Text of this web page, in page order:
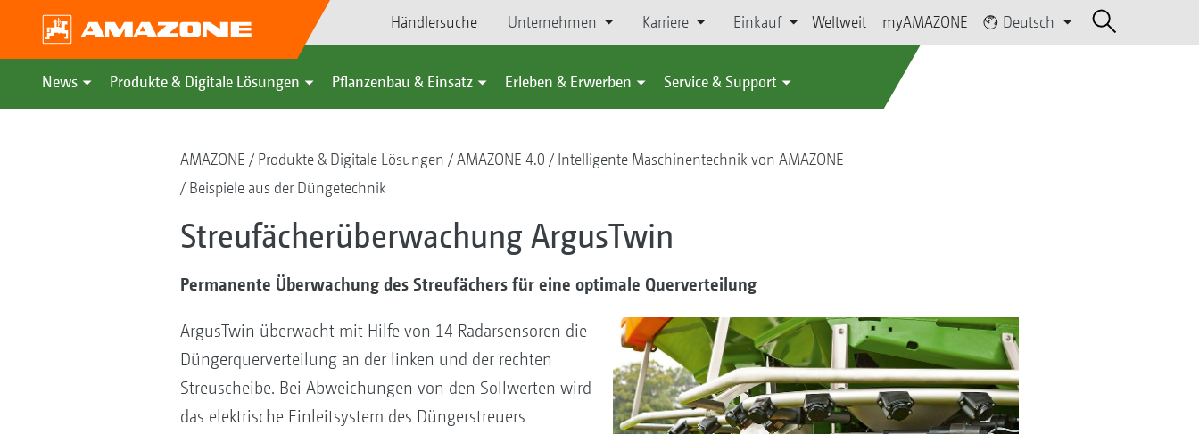
Händlersuche Unternehmen Karriere Einkauf Weltweit myAMAZONE Deutsch
News Produkte & Digitale Lösungen Pflanzenbau & Einsatz Erleben & Erwerben Service & Support
AMAZONE Produkte & Digitale Lösungen AMAZONE 4.0
Intelligente Maschinentechnik von AMAZONE
Beispiele aus der Düngetechnik
Streufächerüberwachung ArgusTwin
Permanente Überwachung des Streufächers für eine optimale Querverteilung
ArgusTwin überwacht mit Hilfe von 14 Radarsensoren die
Düngerquerverteilung an der linken und der rechten
Streuscheibe. Bei Abweichungen von den Sollwerten wird
das elektrische Einleitsystem des Düngerstreuers